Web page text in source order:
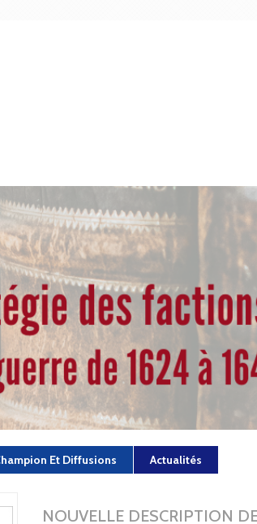
Et Diffusions Actualités
NOUVELLE DESCRIPTION